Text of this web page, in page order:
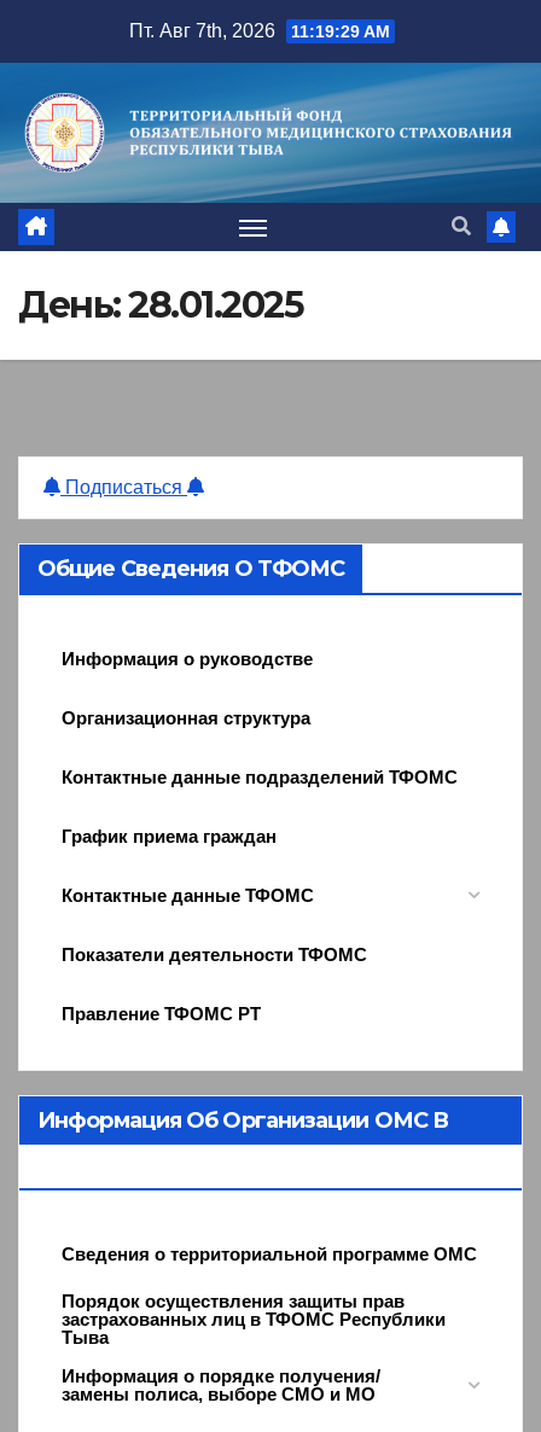
содержимому
Пт. Авг 7th, 2026 11:19:30 AM
День:28.01.2025
Подписаться
Общие Сведения О ТФОМС
Информация о руководстве
Организационная структура
Контактные данные подразделений ТФОМС
График приема граждан
Контактные данные ТФОМС
Показатели деятельности ТФОМС
Правление ТФОМС РТ
Информация Об Организации ОМС В
Сведения о территориальной программе ОМС
Порядок осуществления защиты прав
застрахованных лиц в ТФОМС Республики
Тыва
Информация о порядке получения/
замены полиса, выборе СМО и МО